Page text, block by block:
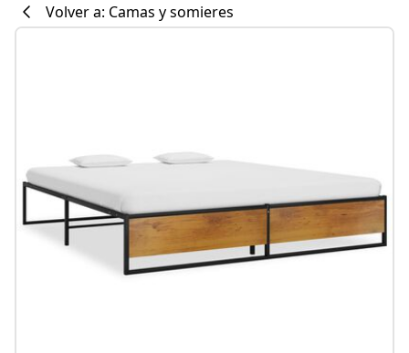
#sharemevidaxl
Volver a: Camas y somieres